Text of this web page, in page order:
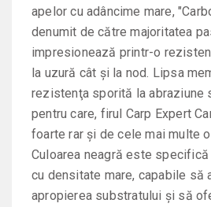
apelor cu adâncime mare,
denumit de către majoritatea
impresionează printr-o
la uzură cât şi la nod. Lipsa
rezistenţa sporită la abraziune
pentru care, firul Carp Expert
foarte rar şi de cele mai multe
Culoarea neagră este
cu densitate mare, capabile să
apropierea substratului şi să